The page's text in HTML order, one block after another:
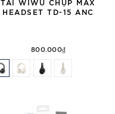
HEADSET TD-15 ANC
800.000₫